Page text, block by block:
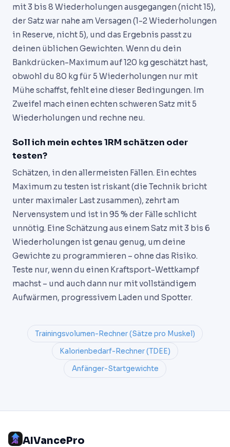
mit 3 bis 8 Wiederholungen ausgegangen (nicht 15),
der Satz war nahe am Versagen (1-2 Wiederholungen
in Reserve, nicht 5), und das Ergebnis passt zu
deinen üblichen Gewichten. Wenn du dein
Bankdrücken-Maximum auf 120 kg geschätzt hast,
obwohl du 80 kg für 5 Wiederholungen nur mit
Mühe schaffst, fehlt eine dieser Bedingungen. Im
Zweifel mach einen echten schweren Satz mit 5
Wiederholungen und rechne neu.
Soll ich mein echtes 1RM schätzen oder
testen?
Schätzen, in den allermeisten Fällen. Ein echtes
Maximum zu testen ist riskant (die Technik bricht
unter maximaler Last zusammen), zehrt am
Nervensystem und ist in 95 % der Fälle schlicht
unnötig. Eine Schätzung aus einem Satz mit 3 bis 6
Wiederholungen ist genau genug, um deine
Gewichte zu programmieren – ohne das Risiko.
Teste nur, wenn du einen Kraftsport-Wettkampf
machst – und auch dann nur mit vollständigem
Aufwärmen, progressivem Laden und Spotter.
Trainingsvolumen-Rechner (Sätze pro Muskel)
Kalorienbedarf-Rechner (TDEE)
Anfänger-Startgewichte
AIVancePro